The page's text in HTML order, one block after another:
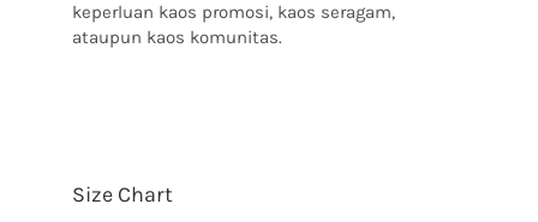
keperluan kaos promosi, kaos seragam,
ataupun kaos komunitas.
Size Chart